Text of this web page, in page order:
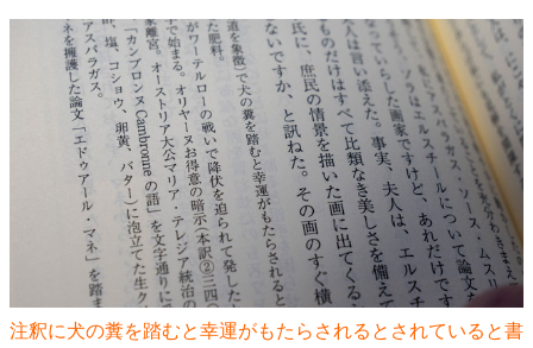
注釈に犬の糞を踏むと幸運がもたらされるとされていると書